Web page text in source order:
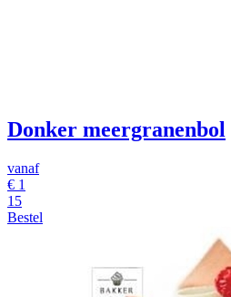
Donker meergranenbol
vanaf
€ 1
15
Bestel